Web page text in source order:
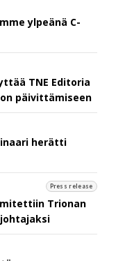
ylpeänä C-
TNE Editoria
päivittämiseen
herätti
Press release
Trionan